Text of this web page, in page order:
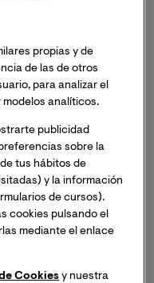
que podría
como director de
aprobar un examen
Institute
peroquienes
ese es uno de sus
en todo el
para los
propias y de
de las de otros
para analizar el
modelos analíticos.
publicidad
sobre la
tus hábitos de
y la información
de cursos).
cookies pulsando el
mediante el enlace
Cookies y nuestra